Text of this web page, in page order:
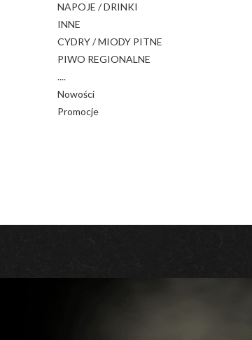
NAPOJE / DRINKI
INNE
CYDRY / MIODY PITNE
PIWO REGIONALNE
....
Nowości
Promocje